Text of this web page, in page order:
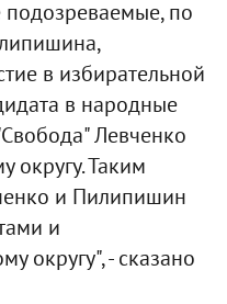
подозреваемые, по
в избирательной
в народные
Левченко
округу. Таким
и Пилипишин
и
округу", - сказано